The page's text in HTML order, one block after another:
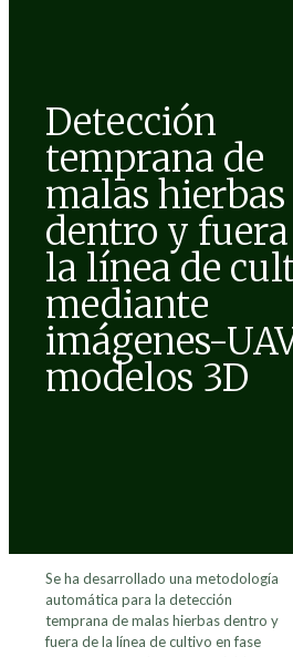
Detección
temprana de
malas hierbas
dentro y
la línea de
mediante
imágenes-
modelos 3D
Se ha desarrollado una metodología
automática para la detección
temprana de malas hierbas dentro y
fuera de la línea de cultivo en fase